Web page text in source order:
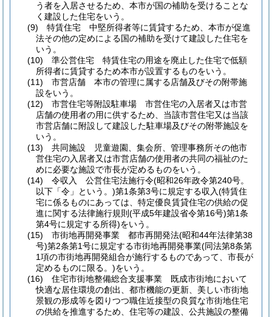
う者を入居させるため、本市が国の補助を受けることな
く建設した住宅をいう。
(9)
特賃住宅 中堅所得者等に賃貸するため、本市が促進
法その他の定めによる国の補助を受けて建設した住宅を
いう。
(10)
準公営住宅 特賃住宅の用途を廃止した住宅で低額
所得者に賃貸するため本市が設置するものをいう。
(11)
市営店舗 本市の管理に属する店舗及びその附帯施
設をいう。
(12)
市営住宅等附設駐車場 市営住宅の入居者又は市営
店舗の使用者の用に供するため、当該市営住宅又は当該
市営店舗に附設して建設した駐車場及びその附帯施設を
いう。
(13)
共同施設 児童遊園、集会所、管理事務所その他市
営住宅の入居者又は市営店舗の使用者の共同の福祉のた
めに必要な施設で市長が定めるものをいう。
(14)
令収入 公営住宅法施行令(昭和26年政令第240号。
以下「令」という。)第1条第3号に規定する収入(特賃住
宅に係るものにあっては、特定優良賃貸住宅の供給の促
進に関する法律施行規則 (平成5年建設省令第16号)第1条
第4号に規定する所得)をいう。
(15)
市街地再開発事業 都市再開発法(昭和44年法律第38
号)第2条第1号に規定する市街地再開発事業(同法第8条第
1項の市街地再開発組合が施行するものであって、市長が
定めるものに限る。)をいう。
(16)
住宅市街地整備総合支援事業 既成市街地において
快適な居住環境の創出、都市機能の更新、美しい市街地
景観の形成等を図りつつ職住近接型の良質な市街地住宅
の供給を推進するため、住宅等の建設、公共施設の整備